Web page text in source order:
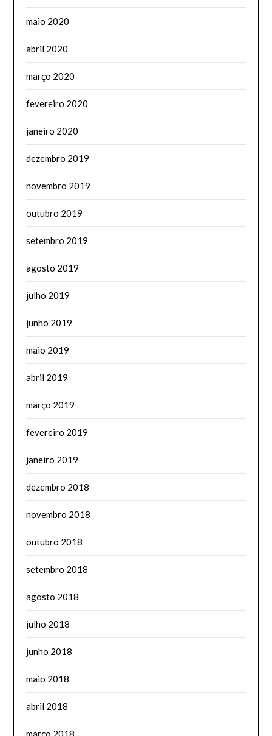
maio 2020
abril 2020
março 2020
fevereiro 2020
janeiro 2020
dezembro 2019
novembro 2019
outubro 2019
setembro 2019
agosto 2019
julho 2019
junho 2019
maio 2019
abril 2019
março 2019
fevereiro 2019
janeiro 2019
dezembro 2018
novembro 2018
outubro 2018
setembro 2018
agosto 2018
julho 2018
junho 2018
maio 2018
abril 2018
março 2018